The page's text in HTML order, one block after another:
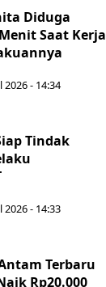
Diduga
Saat Kerja
2026 - 14:34
Tindak
2026 - 14:33
Terbaru
Rp20.000